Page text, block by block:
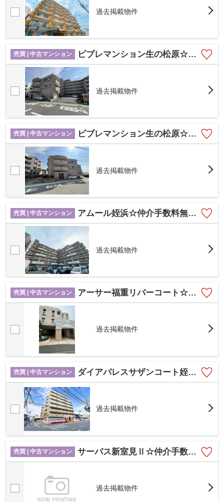
過去掲載物件
売買 | 中古マンション ビブレマンション生の松原☆仲介手数料無料☆
過去掲載物件
売買 | 中古マンション ビブレマンション生の松原☆仲介手数料無料☆
過去掲載物件
売買 | 中古マンション アムール姪浜☆仲介手数料無料☆
過去掲載物件
売買 | 中古マンション アーサー福重リバーコート☆仲介手数料無料☆
過去掲載物件
売買 | 中古マンション ダイアパレスサザンコート姪浜☆仲介手数料無料☆
過去掲載物件
売買 | 中古マンション サーパス新室見Ⅱ☆仲介手数料無料☆
過去掲載物件